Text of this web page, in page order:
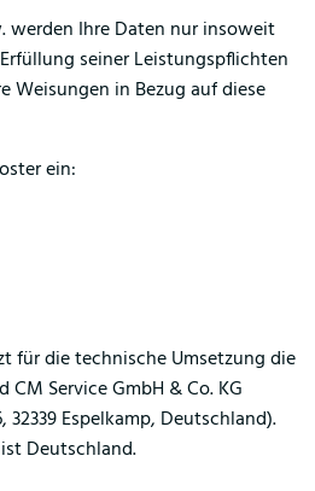
werden Ihre Daten nur insoweit
seiner Leistungspflichten
Weisungen in Bezug auf diese
ein:
für die technische Umsetzung die
Service GmbH & Co. KG
Espelkamp, Deutschland).
Deutschland.